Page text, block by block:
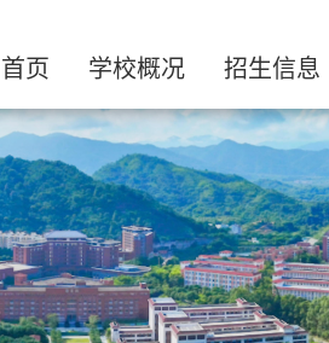
首页 学校概况 招生信息